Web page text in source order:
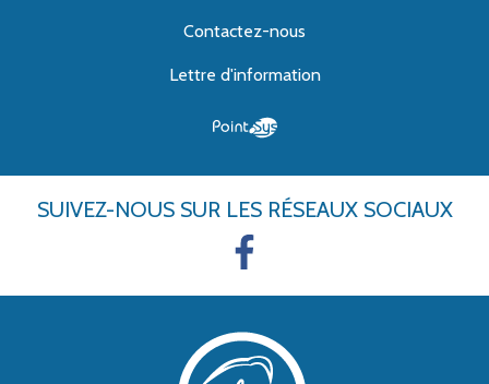
Contactez-nous
Lettre d'information
SUIVEZ-NOUS SUR LES RÉSEAUX SOCIAUX